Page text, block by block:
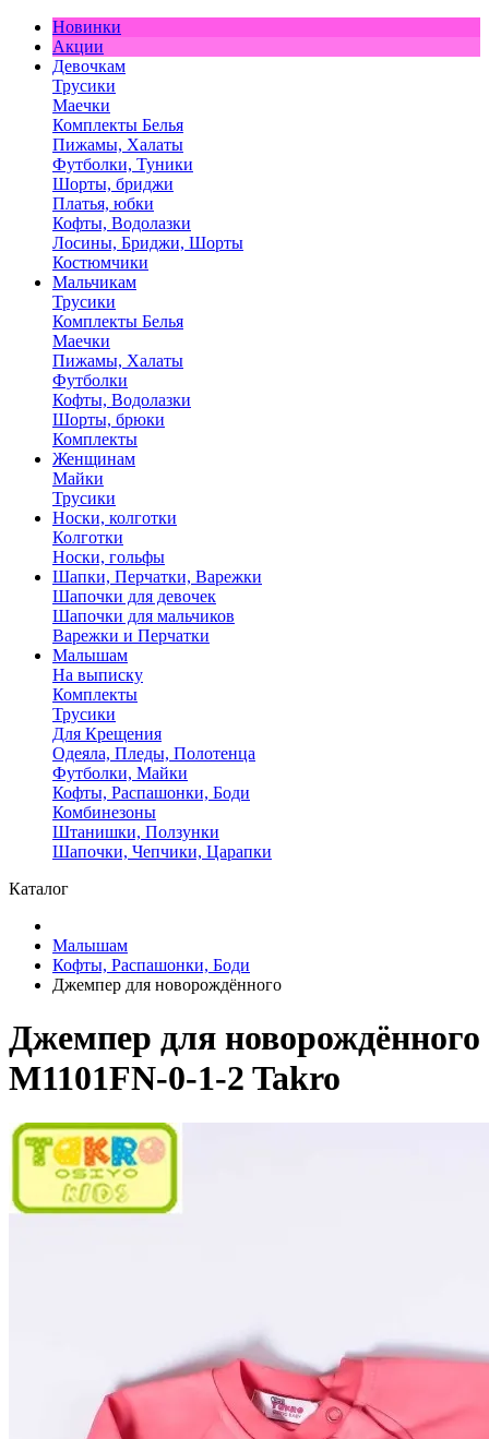
Новинки
Акции
Девочкам
Трусики
Маечки
Комплекты Белья
Пижамы, Халаты
Футболки, Туники
Шорты, бриджи
Платья, юбки
Кофты, Водолазки
Лосины, Бриджи, Шорты
Костюмчики
Мальчикам
Трусики
Комплекты Белья
Маечки
Пижамы, Халаты
Футболки
Кофты, Водолазки
Шорты, брюки
Комплекты
Женщинам
Майки
Трусики
Носки, колготки
Колготки
Носки, гольфы
Шапки, Перчатки, Варежки
Шапочки для девочек
Шапочки для мальчиков
Варежки и Перчатки
Малышам
На выписку
Комплекты
Трусики
Для Крещения
Одеяла, Пледы, Полотенца
Футболки, Майки
Кофты, Распашонки, Боди
Комбинезоны
Штанишки, Ползунки
Шапочки, Чепчики, Царапки
Каталог
Малышам
Кофты, Распашонки, Боди
Джемпер для новорождённого
Джемпер для новорождённого
M1101FN-0-1-2 Takro